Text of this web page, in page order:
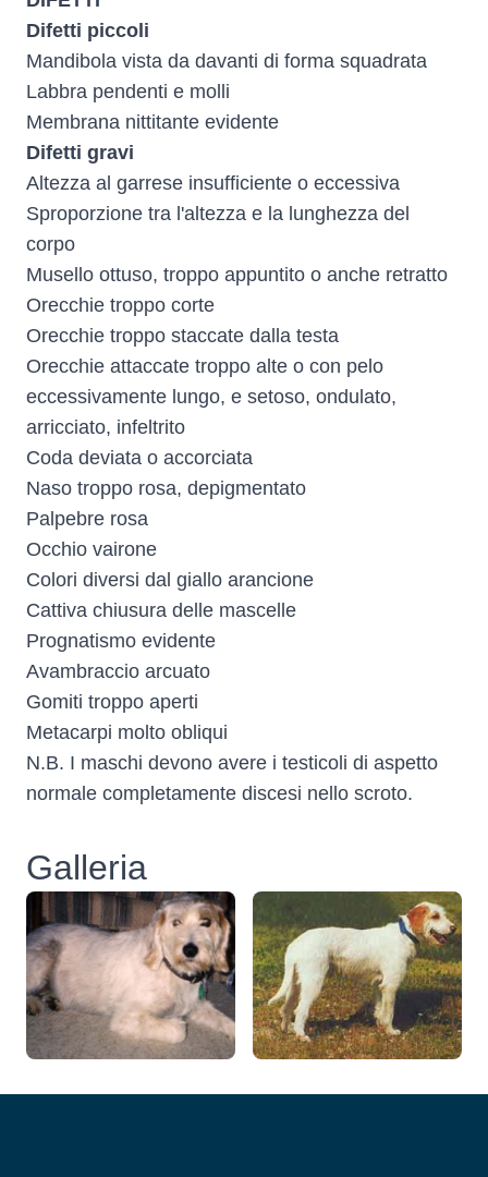
Difetti piccoli
Mandibola vista da davanti di forma squadrata
Labbra pendenti e molli
Membrana nittitante evidente
Difetti gravi
Altezza al garrese insufficiente o eccessiva
Sproporzione tra l'altezza e la lunghezza del
corpo
Musello ottuso, troppo appuntito o anche retratto
Orecchie troppo corte
Orecchie troppo staccate dalla testa
Orecchie attaccate troppo alte o con pelo
eccessivamente lungo, e setoso, ondulato,
arricciato, infeltrito
Coda deviata o accorciata
Naso troppo rosa, depigmentato
Palpebre rosa
Occhio vairone
Colori diversi dal giallo arancione
Cattiva chiusura delle mascelle
Prognatismo evidente
Avambraccio arcuato
Gomiti troppo aperti
Metacarpi molto obliqui
N.B. I maschi devono avere i testicoli di aspetto
normale completamente discesi nello scroto.
Galleria